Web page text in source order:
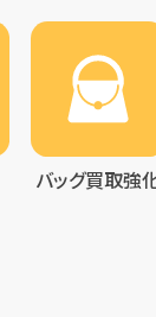
バッグ買取強